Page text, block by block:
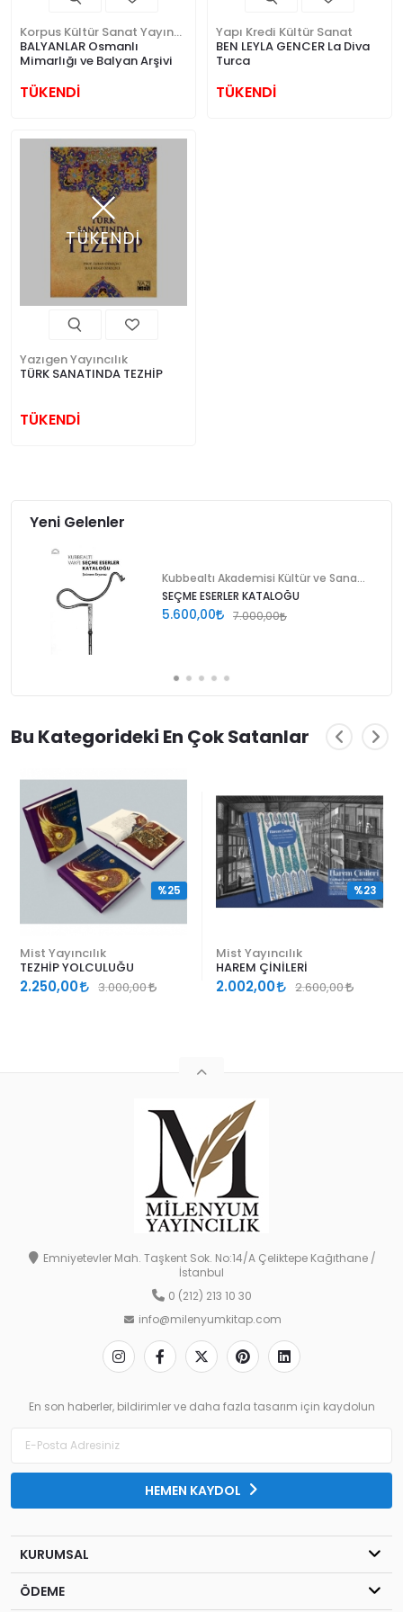
BALYANLAR Osmanlı
Mimarlığı ve Balyan Arşivi
TÜKENDİ
Yapı Kredi Kültür Sanat
BEN LEYLA GENCER La Diva
Turca
TÜKENDİ
TÜKENDİ
Yazıgen Yayıncılık
TÜRK SANATINDA TEZHİP
TÜKENDİ
Yeni Gelenler
SEÇME ESERLER KATALOĞU
5.600,00 7.000,00
Bu Kategorideki En Çok Satanlar
Mist Yayıncılık
TEZHİP YOLCULUĞU
2.250,00 3.000,00
%25
Mist Yayıncılık
HAREM ÇİNİLERİ
2.002,00 2.600,00
%23
Emniyetevler Mah. Taşkent Sok. No:14/A Çeliktepe Kağıthane /
İstanbul
0 (212) 213 10 30
info@milenyumkitap.com
En son haberler, bildirimler ve daha fazla tasarım için kaydolun
HEMEN KAYDOL
KURUMSAL
ÖDEME